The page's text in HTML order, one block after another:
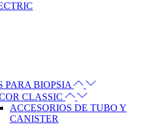
PARA BIOPSIA
CLASSIC
ACCESORIOS DE TUBO Y
CANISTER